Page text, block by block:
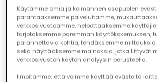
-50%
Käytämme omia ja kolmannen osapuolen
parantaaksemme palveluitamme,
verkkosivustoamme, helpottaaksemme
tarjotaksemme paremman käyttökokemuksen,
parannettavia kohtia, tehdäksemme
sekä näyttääksemme mainoksia, jotka liittyvät
verkkosivuston käytön analyysin perusteella.
Ilmoitamme, että voimme käyttää evästeitä